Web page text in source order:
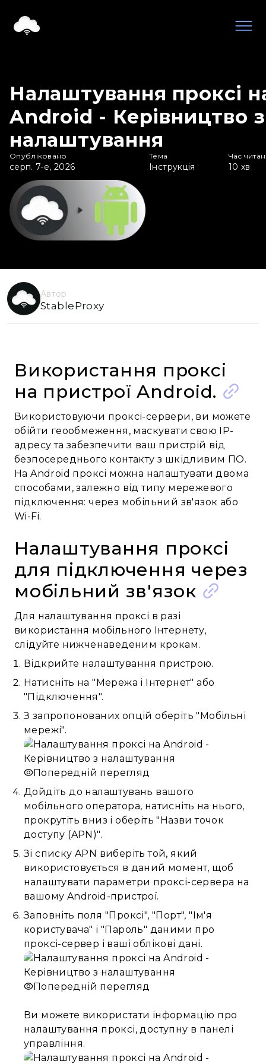
Налаштування проксі
Android - Керівництво з
налаштування
Опубліковано
серп. 7-е, 2026
Тема
Інструкція
Час
10 хв
Автор
StableProxy
Використання проксі
на пристрої Android.
Використовуючи проксі-сервери, ви можете
обійти геообмеження, маскувати свою IP-
адресу та забезпечити ваш пристрій від
безпосереднього контакту з шкідливим ПО.
На Android проксі можна налаштувати двома
способами, залежно від типу мережевого
підключення: через мобільний зв'язок або
Wi-Fi.
Налаштування проксі
для підключення через
мобільний зв'язок
Для налаштування проксі в разі
використання мобільного Інтернету,
слідуйте нижченаведеним крокам.
Відкрийте налаштування пристрою.
Натисніть на "Мережа і Інтернет" або
"Підключення".
З запропонованих опцій оберіть "Мобільні
мережі".
Попередній перегляд
Дойдіть до налаштувань вашого
мобільного оператора, натисніть на нього,
прокрутіть вниз і оберіть "Назви точок
доступу (APN)".
Зі списку APN виберіть той, який
використовується в даний момент, щоб
налаштувати параметри проксі-сервера на
вашому Android-пристрої.
Заповніть поля "Проксі", "Порт", "Ім'я
користувача" і "Пароль" даними про
проксі-сервер і ваші облікові дані.
Попередній перегляд
Ви можете використати інформацію про
налаштування проксі, доступну в панелі
управління.